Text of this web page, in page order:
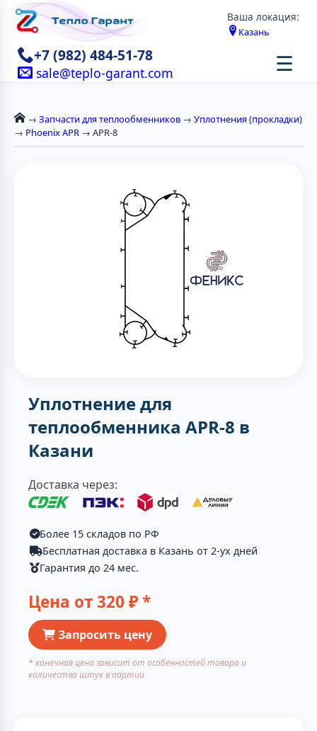
Ваша локация:
Казань
+7 (982) 484-51-78
sale@teplo-garant.com ☰
→ Запчасти для теплообменников → Уплотнения (прокладки)
→ Phoenix APR → APR-8
Уплотнение для
теплообменника APR-8 в
Казани
Доставка через:
Более 15 складов по РФ
Бесплатная доставка в Казань от 2-ух дней
Гарантия до 24 мес.
Цена от320 ₽ *
Запросить цену
* конечная цена зависит от особенностей товара и
количества штук в партии